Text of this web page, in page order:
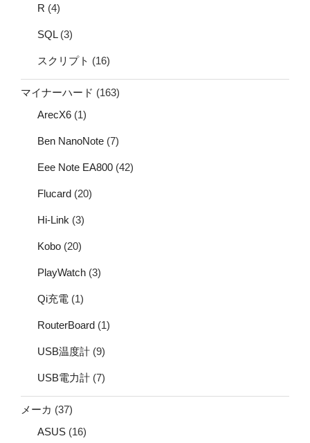
R (4)
SQL(3)
スクリプト (16)
マイナーハード (163)
ArecX6 (1)
Ben NanoNote (7)
Eee Note EA800 (42)
Flucard (20)
Hi-Link (3)
Kobo (20)
PlayWatch (3)
Qi充電 (1)
RouterBoard (1)
USB温度計 (9)
USB電力計 (7)
メーカ (37)
ASUS (16)